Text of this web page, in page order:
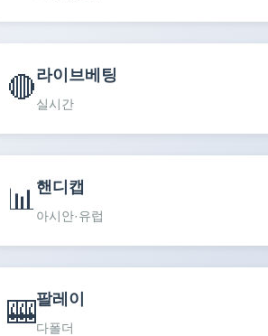
🔴라이브베팅
실시간
📊 핸디캡
아시안·유럽
🎰팔레이
다폴더